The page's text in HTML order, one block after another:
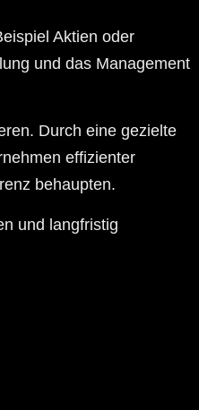
Aktien oder
und das Management
Durch eine gezielte
effizienter
behaupten.
und langfristig